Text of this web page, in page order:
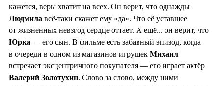
кажется, веры хватит на всех. Он верит, что однажды
Людмила всё-таки скажет ему «да». Что её уставшее
от жизненных невзгод сердце оттает. А ещё... он верит, что
Юрка — его сын. В фильме есть забавный эпизод, когда
в очереди в одном из магазинов игрушек Михаил
встречает эксцентричного покупателя — его играет актёр
Валерий Золотухин. Слово за слово, между ними